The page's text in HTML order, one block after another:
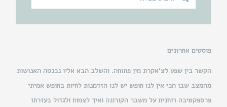
פ
ו
פוסטים אחרונים
הקשר בין שפע לצ’אקרת מין פתוחה. והשלב הבא אליו נכנסה האנושות
מהמצב שבו הכי אין לנו חופש יש לנו הזדמנות לחיות בחופש אמיתי
פרספקטיבה רוחנית על משבר הקורונה ואיך לצמוח ולגדול בעזרתו